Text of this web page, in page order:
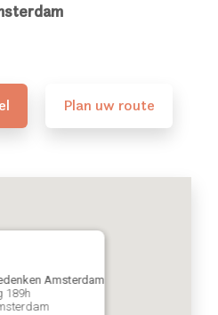
Plan uw route
Amsterdam
189h